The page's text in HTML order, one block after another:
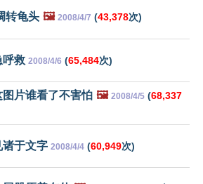
转龟头 🖼️ 2008/4/7 (43,378次)
呼救 2008/4/6 (65,484次)
片谁看了不害怕 🖼️ 2008/4/5 (68,337
诸于文字 2008/4/4 (60,949次)